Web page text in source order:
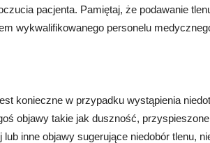
pacjenta. Pamiętaj, że podawanie
wykwalifikowanego personelu
konieczne w przypadku wystąpienia
objawy takie jak duszność,
lub inne objawy sugerujące niedobór tlenu,